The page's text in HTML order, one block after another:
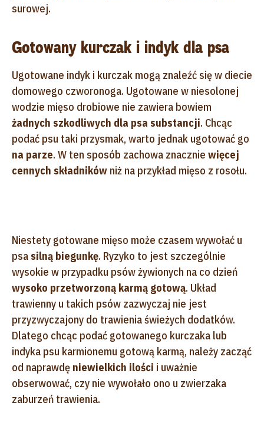
surowej.
Gotowany kurczak i indyk dla psa
Ugotowane indyk i kurczak mogą znaleźć się w diecie
domowego czworonoga. Ugotowane w niesolonej
wodzie mięso drobiowe nie zawiera bowiem
żadnych szkodliwych dla psa substancji. Chcąc
podać psu taki przysmak, warto jednak ugotować go
na parze. W ten sposób zachowa znacznie więcej
cennych składników niż na przykład mięso z rosołu.
Niestety gotowane mięso może czasem wywołać u
psasilną biegunkę. Ryzyko to jest szczególnie
wysokie w przypadku psów żywionych na co dzień
wysoko przetworzoną karmą gotową. Układ
trawienny u takich psów zazwyczaj nie jest
przyzwyczajony do trawienia świeżych dodatków.
Dlatego chcąc podać gotowanego kurczaka lub
indyka psu karmionemu gotową karmą, należy zacząć
od naprawdę niewielkich ilości i uważnie
obserwować, czy nie wywołało ono u zwierzaka
zaburzeń trawienia.